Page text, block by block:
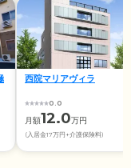
西院マリアヴィラ
0.0
月額12.0万円
(入居金17万円+介護保険料)